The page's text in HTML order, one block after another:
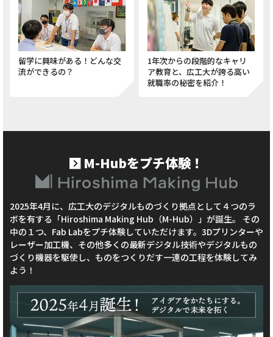
留学に興味がある！どんな交
流ができるの？
1年次からの段階的なキャリ
ア教育と、広工大が誇る高い
就職率の秘密を紹介！
M-Hubをプチ体験！
2025年4月に、広工大のデジタルものづくり拠点として４つのラ
ボを有する「Hiroshima Making Hub（M-Hub）」が誕生。 その
中の１つ、Fab Labをプチ体験していただけます。3Dプリンターや
レーザー加工機、その他多くの最新デジタル技術やデジタルもの
づくり機器を駆使し、ものをつくりだす一連の工程を体験してみ
よう！